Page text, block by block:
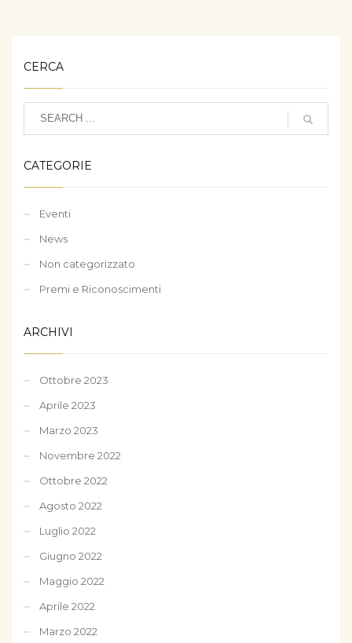
CERCA
CATEGORIE
Eventi
News
Non categorizzato
Premi e Riconoscimenti
ARCHIVI
Ottobre 2023
Aprile 2023
Marzo 2023
Novembre 2022
Ottobre 2022
Agosto 2022
Luglio 2022
Giugno 2022
Maggio 2022
Aprile 2022
Marzo 2022